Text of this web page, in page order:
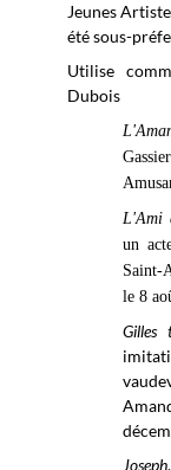
Jeunes
été sous-
Utilise
Dubois
L'Ami
un
Saint-
le 8
Gilles
Joseph